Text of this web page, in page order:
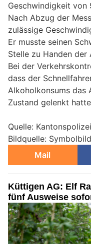
Geschwindigkeit von
Nach Abzug der
zulässige
Er musste seinen
Stelle zu Handen
Bei der
dass der
Alkoholkonsums das
Zustand gelenkt
Quelle:
Bildquelle:
Mail
Küttigen AG: Elf
fünf Ausweise